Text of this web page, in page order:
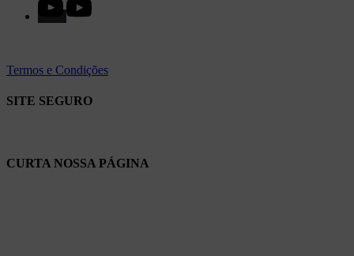
Termos e Condições
SITE SEGURO
CURTA NOSSA PÁGINA